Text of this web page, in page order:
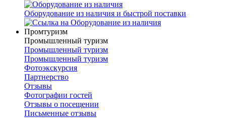
Оборудование из наличия и быстрой поставки
Промтуризм
Промышленный туризм
Промышленный туризм
Промышленный туризм
Фотоэкскурсия
Партнерство
Отзывы
Фотографии гостей
Отзывы о посещении
Письменные отзывы